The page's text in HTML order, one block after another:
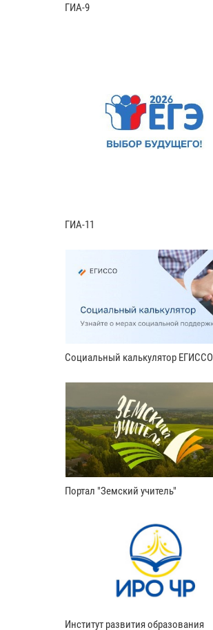
ГИА-9
ГИА-11
Социальный калькулятор ЕГИССО
Портал "Земский учитель"
Институт развития образования